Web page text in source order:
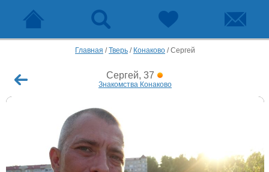
Главная /Тверь / Конаково /Сергей
Сергей, 37
Знакомства Конаково